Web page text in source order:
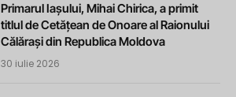
Primarul Iașului, Mihai Chirica, a primit
titlul de Cetățean de Onoare al Raionului
Călărași din Republica Moldova
30 iulie 2026